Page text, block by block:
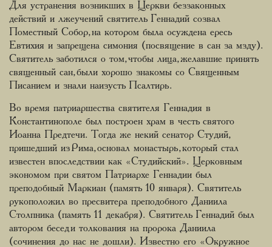
Для устранения возникших в Церкви беззаконных
действий и лжеучений святитель Геннадий созвал
Поместный Собор, на котором была осуждена ересь
Евтихия и запрещена симония (посвящение в сан за мзду).
Святитель заботился о том, чтобы лица, желавшие принять
священный сан, были хорошо знакомы со Священным
Писанием и знали наизусть Псалтирь.
Во время патриаршества святителя Геннадия в
Константинополе был построен храм в честь святого
Иоанна Предтечи. Тогда же некий сенатор Студий,
пришедший из Рима, основал монастырь, который стал
известен впоследствии как «Студийский». Церковным
экономом при святом Патриархе Геннадии был
преподобный Маркиан (память 10 января). Святитель
рукоположил во пресвитера преподобного Даниила
Столпника (память 11 декабря). Святитель Геннадий был
автором бесед и толкования на пророка Даниила
(сочинения до нас не дошли). Известно его «Окружное